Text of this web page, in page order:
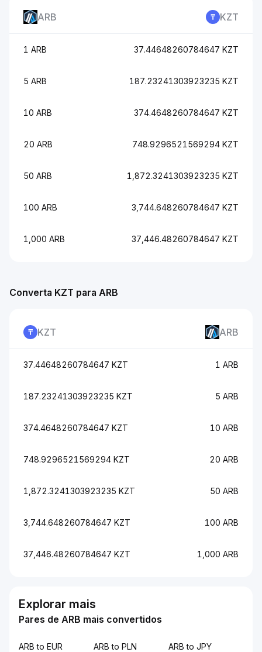
ARB KZT
1 ARB 37.44648260784647 KZT
5 ARB 187.23241303923235 KZT
10 ARB 374.4648260784647 KZT
20 ARB 748.9296521569294 KZT
50 ARB 1,872.3241303923235 KZT
100 ARB 3,744.648260784647 KZT
1,000 ARB 37,446.48260784647 KZT
Converta KZT para ARB
KZT ARB
37.44648260784647 KZT 1 ARB
187.23241303923235 KZT 5 ARB
374.4648260784647 KZT 10 ARB
748.9296521569294 KZT 20 ARB
1,872.3241303923235 KZT 50 ARB
3,744.648260784647 KZT 100 ARB
37,446.48260784647 KZT 1,000 ARB
Explorar mais
Pares de ARB mais convertidos
ARB to EUR ARB to PLN ARB to JPY